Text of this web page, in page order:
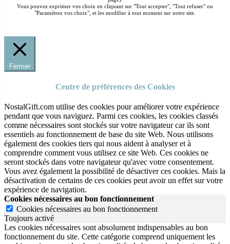
Vous pouvez exprimer vos choix en cliquant sur "Tout accepter", "Tout refuser" ou
"Paramétrez vos choix", et les modifier à tout moment sur notre site.
Fermer
Centre de préférences des Cookies
NostalGift.com utilise des cookies pour améliorer votre expérience
pendant que vous naviguez. Parmi ces cookies, les cookies classés
comme nécessaires sont stockés sur votre navigateur car ils sont
essentiels au fonctionnement de base du site Web. Nous utilisons
également des cookies tiers qui nous aident à analyser et à
comprendre comment vous utilisez ce site Web. Ces cookies ne
seront stockés dans votre navigateur qu'avec votre consentement.
Vous avez également la possibilité de désactiver ces cookies. Mais la
désactivation de certains de ces cookies peut avoir un effet sur votre
expérience de navigation.
Cookies nécessaires au bon fonctionnement
Cookies nécessaires au bon fonctionnement
Toujours activé
Les cookies nécessaires sont absolument indispensables au bon
fonctionnement du site. Cette catégorie comprend uniquement les